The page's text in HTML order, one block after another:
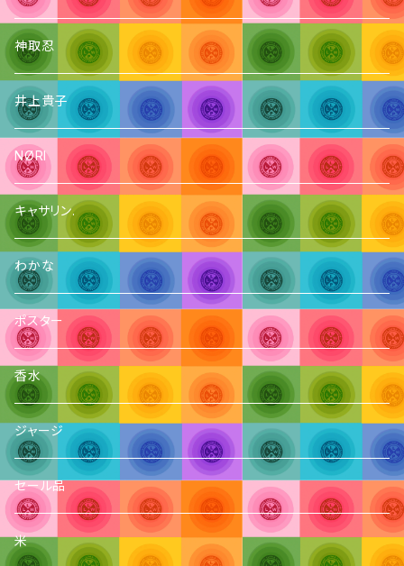
神取忍
井上貴子
NØRI
キャサリン.
わかな
ポスター
香水
ジャージ
セール品
米